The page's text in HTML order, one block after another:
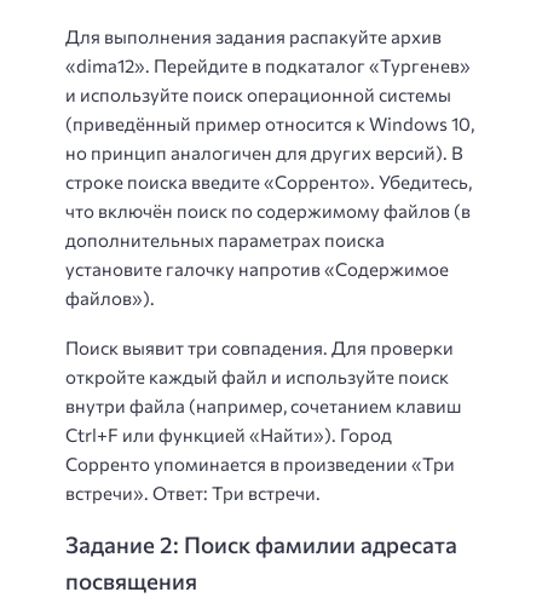
Для выполнения задания распакуйте архив
«dima12». Перейдите в подкаталог «Тургенев»
и используйте поиск операционной системы
(приведённый пример относится к Windows 10,
но принцип аналогичен для других версий). В
строке поиска введите «Сорренто». Убедитесь,
что включён поиск по содержимому файлов (в
дополнительных параметрах поиска
установите галочку напротив «Содержимое
файлов»).
Поиск выявит три совпадения. Для проверки
откройте каждый файл и используйте поиск
внутри файла (например, сочетанием клавиш
Ctrl+F или функцией «Найти»). Город
Сорренто упоминается в произведении «Три
встречи». Ответ: Три встречи.
Задание 2: Поиск фамилии адресата
посвящения